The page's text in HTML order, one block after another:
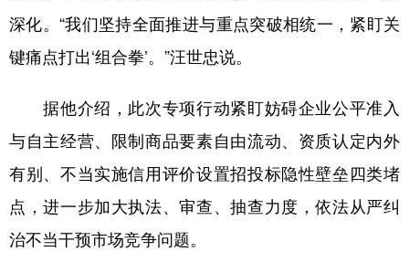
北京 天津 河北 山西
辽宁 吉林 上海
浙江 安徽 江西
山东 河南 湖北 湖南
广东 广西 海南 重庆
四川 贵州 云南 西藏
陕西 甘肃
深化。“我们坚持全面推进与重点突破相统一，紧盯关
键痛点打出‘组合拳’。”汪世忠说。
据他介绍，此次专项行动紧盯妨碍企业公平准入
与自主经营、限制商品要素自由流动、资质认定内外
有别、不当实施信用评价设置招投标隐性壁垒四类堵
点，进一步加大执法、审查、抽查力度，依法从严纠
治不当干预市场竞争问题。